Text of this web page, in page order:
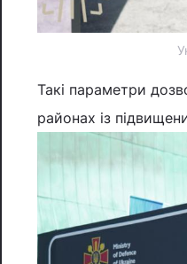
Такі параметри
районах із